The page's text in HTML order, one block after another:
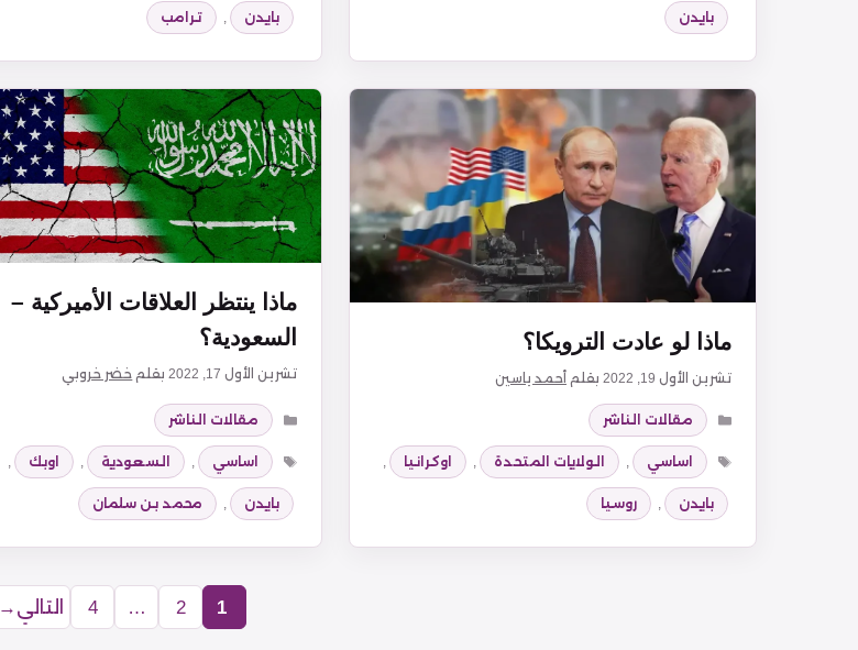
بايدن بايدن , ترامب
ماذا لو عادت الترويكا؟
تشرين الأول 19, 2022 بقلم أحمد ياسين
التصنيفات
مقالات الناشر
الوسوم
اساسي , الولايات المتحدة , اوكرانيا ,
بايدن , روسيا
ماذا ينتظر العلاقات الأميركية –
السعودية؟
تشرين الأول 17, 2022 بقلم خضر خروبي
التصنيفات
مقالات الناشر
الوسوم
اساسي , السعودية , اوبك ,
بايدن , محمد بن سلمان
Page
1
Page
2
…
Page
4 التالي →